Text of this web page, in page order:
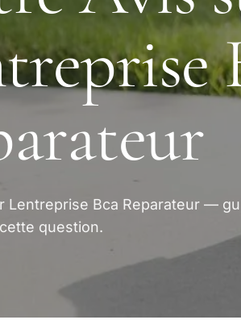
Lentreprise Bca Reparateur —
question.